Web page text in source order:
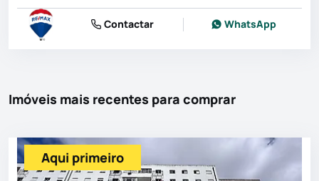
Contactar WhatsApp
Imóveis mais recentes para comprar
Aqui primeiro